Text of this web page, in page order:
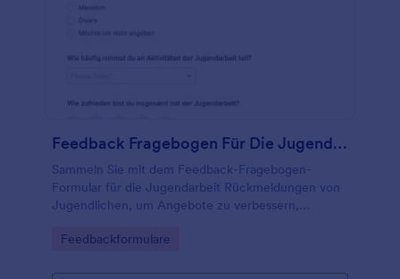
Feedback Fragebogen Für Die Jugendarbeit
Sammeln Sie mit dem Feedback-Fragebogen-
Formular für die Jugendarbeit Rückmeldungen von
Jugendlichen, um Angebote zu verbessern,
Engagementbereitschaft zu erkennen, ideal für
Go to Category:
Feedbackformulare